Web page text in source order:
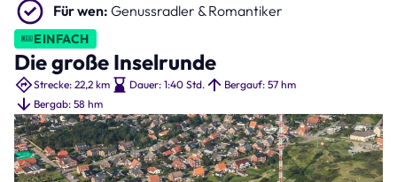
Für wen: Genussradler & Romantiker
EINFACH
Die große Inselrunde
Strecke: 22,2 km Dauer: 1:40 Std.
Bergauf: 57 hm
Bergab: 58 hm